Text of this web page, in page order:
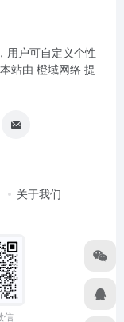
用户可自定义个性
站由 橙域网络 提
关于我们
信